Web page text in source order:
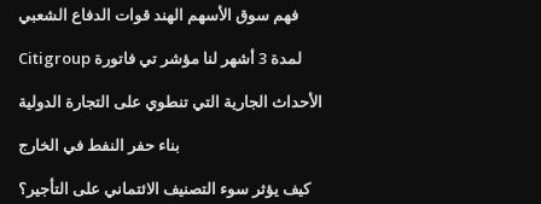
فهم سوق الأسهم الهند قوات الدفاع الشعبي
Citigroup لمدة 3 أشهر لنا مؤشر تي فاتورة
الأحداث الجارية التي تنطوي على التجارة الدولية
بناء حفر النفط في الخارج
كيف يؤثر سوء التصنيف الائتماني على التأجير؟